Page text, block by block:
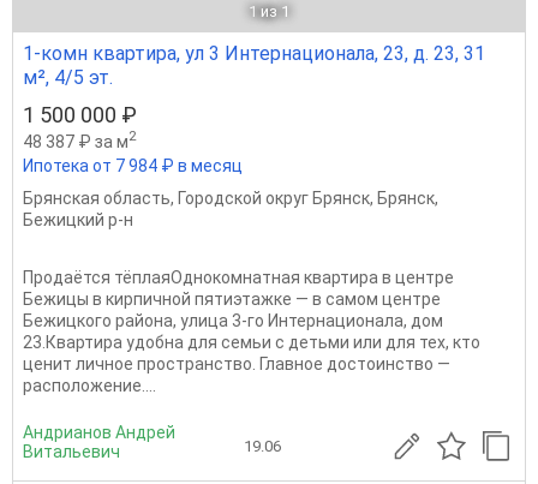
1 из 1
1-комн квартира, ул 3 Интернационала, 23, д. 23, 31
м², 4/5 эт.
1 500 000 ₽
48 387 ₽ за м2
Ипотека от 7 984 ₽ в месяц
Брянская область, Городской округ Брянск, Брянск,
Бежицкий р-н
Продаётся тёплаяОднокомнатная квартира в центре
Бежицы в кирпичной пятиэтажке — в самом центре
Бежицкого района, улица 3-го Интернационала, дом
23.Квартира удобна для семьи с детьми или для тех, кто
ценит личное пространство. Главное достоинство —
расположение....
Андрианов Андрей
Витальевич
19.06